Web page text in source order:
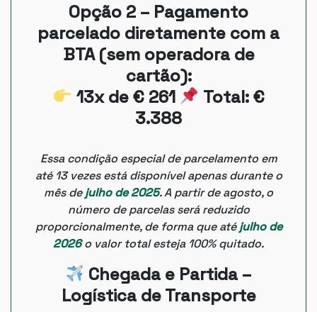
Opção 2 – Pagamento
parcelado diretamente com a
BTA (sem operadora de
cartão):
13x de € 261
Total: €
3.388
Essa condição especial de parcelamento em
até 13 vezes está disponível apenas durante o
mês dejulho de 2025. A partir de agosto, o
número de parcelas será reduzido
proporcionalmente, de forma que atéjulho de
2026o valor total esteja 100% quitado.
Chegada e Partida –
Logística de Transporte